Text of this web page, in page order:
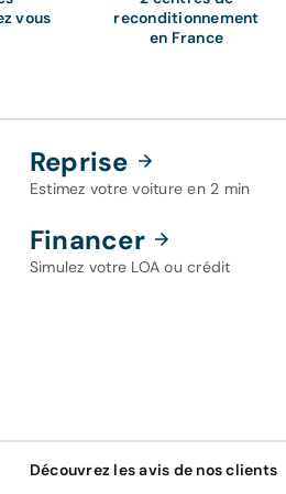
km. Même en combinant un
acquérir votre Lexus UX.
votre nouvelle automobile.
site Aramisauto réunissant tous les
vous
reconditionnement
en France
Reprise
Estimez votre voiture en 2 min
Financer
Simulez votre LOA ou crédit
Découvrez les avis de nos clients